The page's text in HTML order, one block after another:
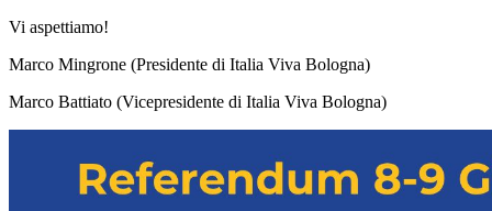
Vi aspettiamo!
Marco Mingrone (Presidente di Italia Viva Bologna)
Marco Battiato (Vicepresidente di Italia Viva Bologna)